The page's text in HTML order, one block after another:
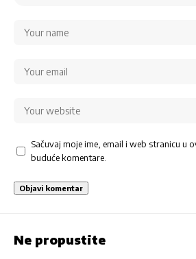
Sačuvaj moje ime, email i web stranicu u
buduće komentare.
Ne propustite